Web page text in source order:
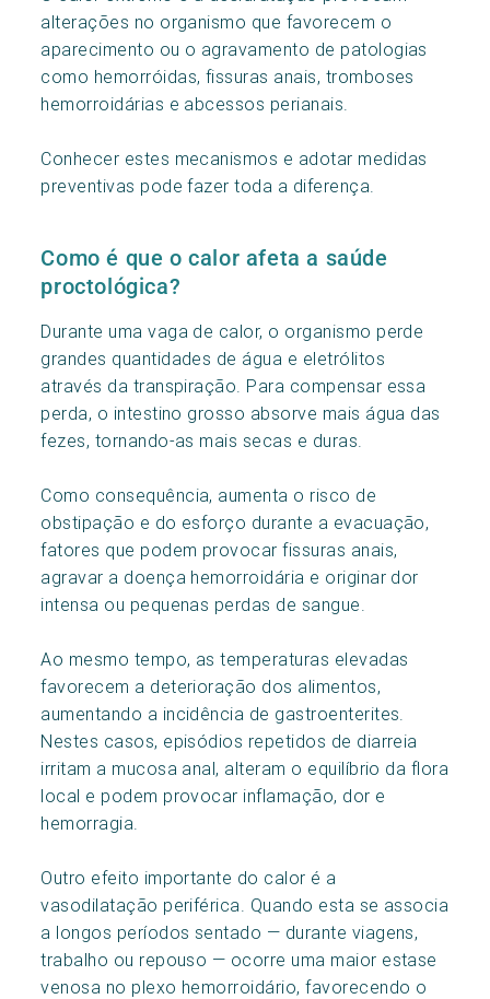
alterações no organismo que favorecem o
aparecimento ou o agravamento de patologias
como hemorróidas, fissuras anais, tromboses
hemorroidárias e abcessos perianais.
Conhecer estes mecanismos e adotar medidas
preventivas pode fazer toda a diferença.
Como é que o calor afeta a saúde
proctológica?
Durante uma vaga de calor, o organismo perde
grandes quantidades de água e eletrólitos
através da transpiração. Para compensar essa
perda, o intestino grosso absorve mais água das
fezes, tornando-as mais secas e duras.
Como consequência, aumenta o risco de
obstipação e do esforço durante a evacuação,
fatores que podem provocar fissuras anais,
agravar a doença hemorroidária e originar dor
intensa ou pequenas perdas de sangue.
Ao mesmo tempo, as temperaturas elevadas
favorecem a deterioração dos alimentos,
aumentando a incidência de gastroenterites.
Nestes casos, episódios repetidos de diarreia
irritam a mucosa anal, alteram o equilíbrio da flora
local e podem provocar inflamação, dor e
hemorragia.
Outro efeito importante do calor é a
vasodilatação periférica. Quando esta se associa
a longos períodos sentado — durante viagens,
trabalho ou repouso — ocorre uma maior estase
venosa no plexo hemorroidário, favorecendo o